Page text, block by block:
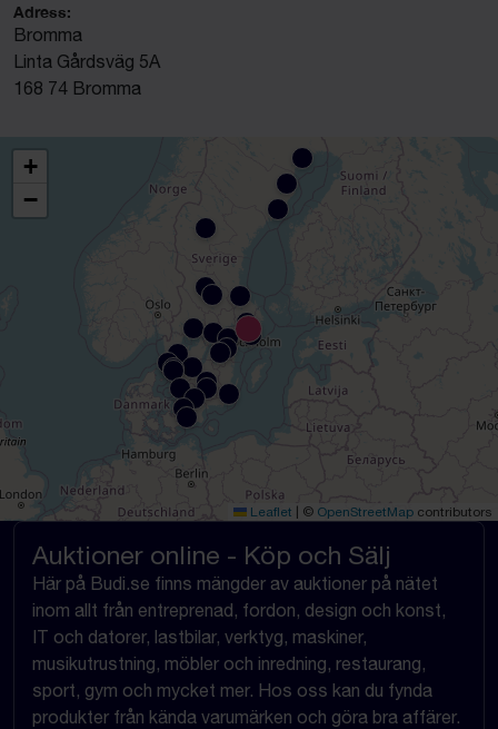
Adress:
Bromma
Linta Gårdsväg 5A
168 74 Bromma
+
−
Leaflet © OpenStreetMap contributors
Auktioner online - Köp och Sälj
Här på Budi.se finns mängder av auktioner på nätet
inom allt från entreprenad, fordon, design och konst,
IT och datorer, lastbilar, verktyg, maskiner,
musikutrustning, möbler och inredning, restaurang,
sport, gym och mycket mer. Hos oss kan du fynda
produkter från kända varumärken och göra bra affärer.